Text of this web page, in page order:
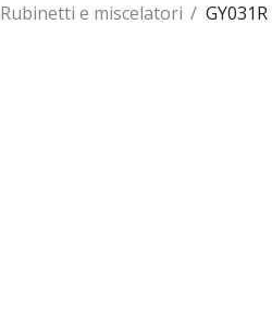
Rubinetti e miscelatori GY031R